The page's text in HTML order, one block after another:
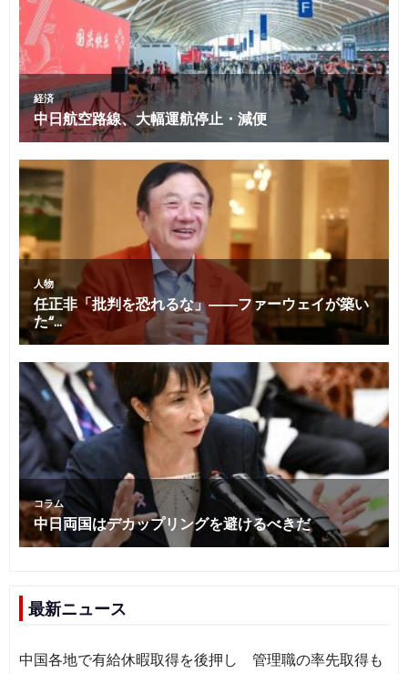
最新ニュース
中国各地で有給休暇取得を後押し 管理職の率先取得も